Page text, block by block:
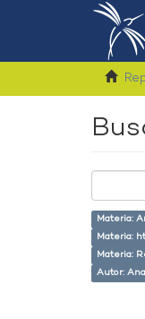
Materia:
Materia:
Materia:
Autor: